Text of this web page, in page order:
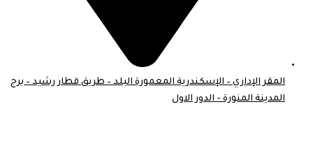
المقر الإداري – الإسكندرية المعمورة البلد – طريق قطار رشيد – برج
المدينة المنورة - الدور الاول